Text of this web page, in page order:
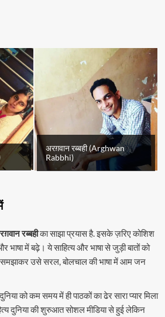
अरग़वान रब्बही (Arghwan
Rabbhi)
रब्बहीका साझा प्रयास है. इसके ज़रिए कोशिश
भाषा में बढ़े। ये साहित्य और भाषा से जुड़ी बातों को
समझाकर उसे सरल, बोलचाल की भाषा में आम जन
को कम समय में ही पाठकों का ढेर सारा प्यार मिला
दुनिया की शुरुआत सोशल मीडिया से हुई लेकिन